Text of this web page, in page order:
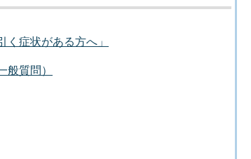
く症状がある方へ」
質問）